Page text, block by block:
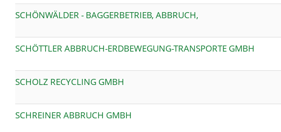
SCHÖNWÄLDER - BAGGERBETRIEB, ABBRUCH,
SCHÖTTLER ABBRUCH-ERDBEWEGUNG-TRANSPORTE GMBH
SCHOLZ RECYCLING GMBH
SCHREINER ABBRUCH GMBH